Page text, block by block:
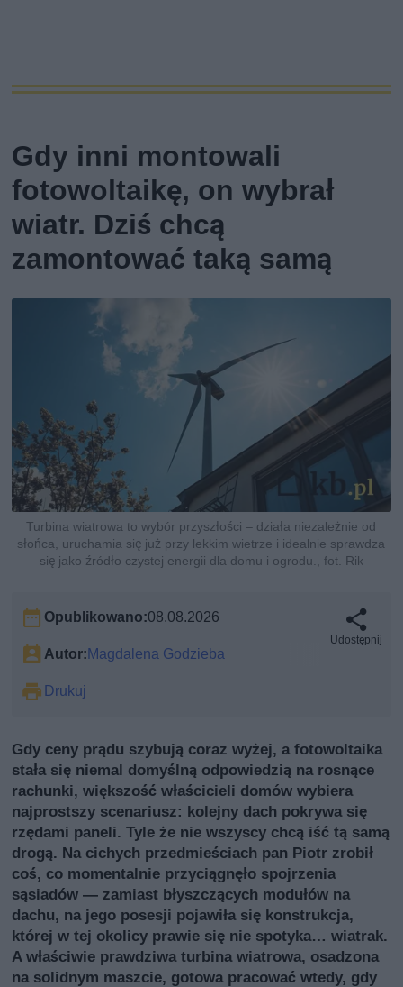
Gdy inni montowali
fotowoltaikę, on wybrał
wiatr. Dziś chcą
zamontować taką samą
Turbina wiatrowa to wybór przyszłości – działa niezależnie od
słońca, uruchamia się już przy lekkim wietrze i idealnie sprawdza
się jako źródło czystej energii dla domu i ogrodu., fot. Rik
Opublikowano:08.08.2026
Autor:Magdalena Godzieba
Drukuj
Udostępnij
Gdy ceny prądu szybują coraz wyżej, a fotowoltaika
stała się niemal domyślną odpowiedzią na rosnące
rachunki, większość właścicieli domów wybiera
najprostszy scenariusz: kolejny dach pokrywa się
rzędami paneli. Tyle że nie wszyscy chcą iść tą samą
drogą. Na cichych przedmieściach pan Piotr zrobił
coś, co momentalnie przyciągnęło spojrzenia
sąsiadów — zamiast błyszczących modułów na
dachu, na jego posesji pojawiła się konstrukcja,
której w tej okolicy prawie się nie spotyka… wiatrak.
A właściwie prawdziwa turbina wiatrowa, osadzona
na solidnym maszcie, gotowa pracować wtedy, gdy